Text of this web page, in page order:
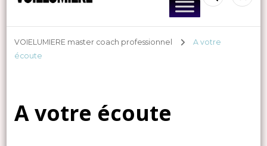
VOIELUMIERE Master Coach mental Psychologie Positive.
Je quitte mon activité après une longue carrière mais vous
laisse ce blog à disposition.
VOIELUMIERE master coach professionnel
A votre
écoute
A votre écoute